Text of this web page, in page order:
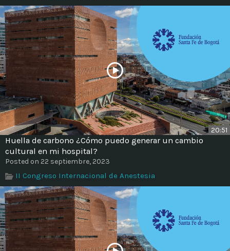
20:51
Huella de carbono ¿Cómo puedo generar un cambio
cultural en mi hospital?
Posted on 22 septiembre, 2023
II Congreso Internacional de Anestesia